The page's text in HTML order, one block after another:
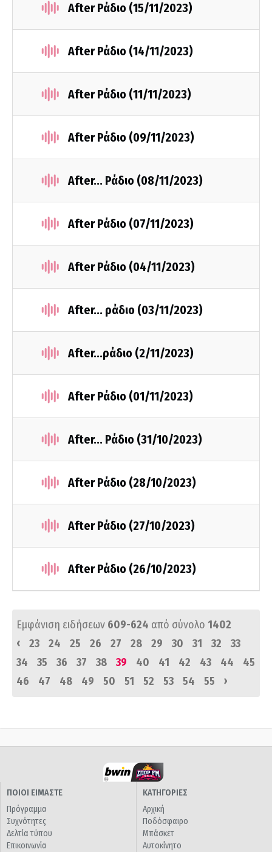
After Ράδιο (15/11/2023)
After Ράδιο (14/11/2023)
After Ράδιο (11/11/2023)
After Ράδιο (09/11/2023)
After... Ράδιο (08/11/2023)
After Ράδιο (07/11/2023)
After Ράδιο (04/11/2023)
After... ράδιο (03/11/2023)
Αfter...ράδιο (2/11/2023)
After Ράδιο (01/11/2023)
Αfter... Ράδιο (31/10/2023)
After Ράδιο (28/10/2023)
After Ράδιο (27/10/2023)
After Ράδιο (26/10/2023)
Εμφάνιση ειδήσεων 609-624 από σύνολο 1402
‹
23 24 25 26 27 28 29 30 31 32
33
34
35 36 37 38 39 40 41 42 43 44
45
46
47 48 49 50 51 52 53 54 55 ›
ΠΟΙΟΙ ΕΙΜΑΣΤΕ
Πρόγραμμα
Συχνότητες
Δελτία τύπου
Επικοινωνία
ΚΑΤΗΓΟΡΙΕΣ
Αρχική
Ποδόσφαιρο
Μπάσκετ
Αυτοκίνητο